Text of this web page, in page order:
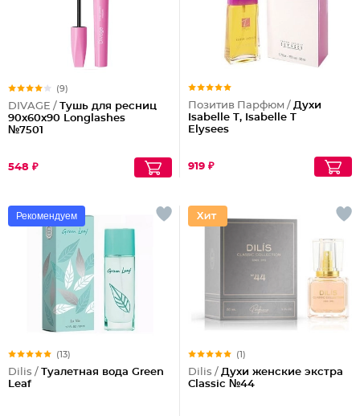
(9)
DIVAGE / Тушь для ресниц
90x60x90 Longlashes
№7501
548 ₽
Позитив Парфюм / Духи
Isabelle T, Isabelle T
Elysees
919 ₽
Рекомендуем
(13)
Dilis / Туалетная вода Green
Leaf
(1)
Dilis / Духи женские экстра
Classic №44